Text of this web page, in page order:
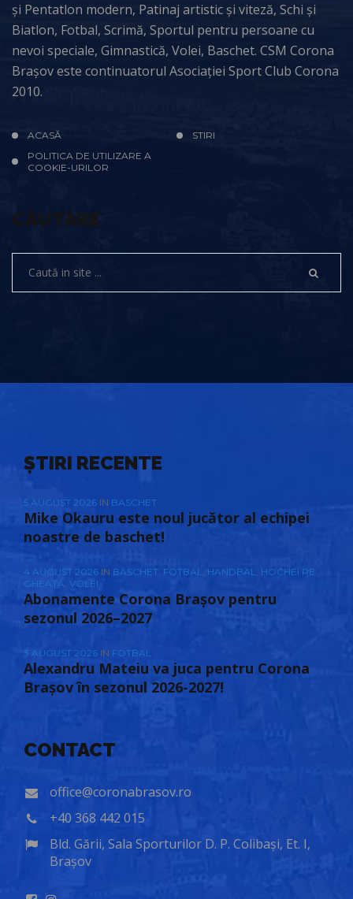
și Pentatlon modern, Patinaj artistic și viteză, Schi și
Biatlon, Fotbal, Scrimă, Sportul pentru persoane cu
nevoi speciale, Gimnastică, Volei, Baschet. CSM Corona
Brașov este continuatorul Asociației Sport Club Corona
2010.
ACASĂ
STIRI
POLITICA DE UTILIZARE A
COOKIE-URILOR
CĂUTARE
ȘTIRI RECENTE
5 AUGUST 2026 IN BASCHET
Mike Okauru este noul jucător al echipei
noastre de baschet!
4 AUGUST 2026 IN BASCHET, FOTBAL, HANDBAL, HOCHEI PE
GHEAȚĂ, VOLEI
Abonamente Corona Brașov pentru
sezonul 2026–2027
3 AUGUST 2026 IN FOTBAL
Alexandru Mateiu va juca pentru Corona
Brașov în sezonul 2026-2027!
CONTACT
office@coronabrasov.ro
+40 368 442 015
Bld. Gării, Sala Sporturilor D. P. Colibași, Et. I,
Brașov